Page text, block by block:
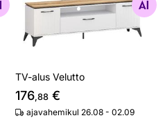
Otsi sarnaseid
TV-alus Velutto
176,88 €
ajavahemikul 26.08 - 02.09